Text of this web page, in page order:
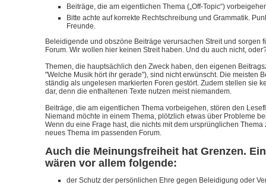
Beiträge, die am eigentlichen Thema („Off-Topic“)
Bitte achte auf korrekte Rechtschreibung und Grammatik.
Freunde.
Beleidigende und obszöne Beiträge verursachen Streit und sorgen
Forum. Wir wollen hier keinen Streit haben. Und du auch nicht,
Themen, die hauptsächlich den Zweck haben, den eigenen
"Welche Musik hört ihr gerade"), sind nicht erwünscht. Die meisten
ständig als ungelesen markierten Foren gestört. Zudem stellen sie
dar, denn die enthaltenen Texte nutzen meist niemandem.
Beiträge, die am eigentlichen Thema vorbeigehen, stören den
Niemand möchte in einem Thema, plötzlich etwas über Probleme
Wenn du eine Frage hast, die nichts mit dem ursprünglichen Thema
neues Thema im passenden Forum.
Auch die Meinungsfreiheit hat Grenzen.
wären vor allem folgende:
der Schutz der persönlichen Ehre gegen Beleidigung oder